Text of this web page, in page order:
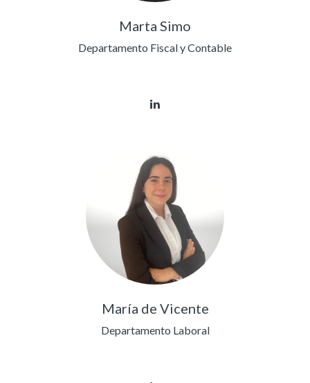
Marta Simo
Departamento Fiscal y Contable
María de Vicente
Departamento Laboral